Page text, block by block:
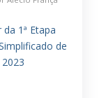
1ª Etapa
de